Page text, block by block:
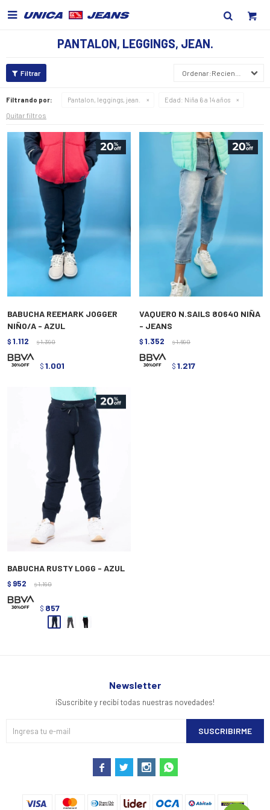

PANTALON, LEGGINGS, JEAN.
Recientes
Filtrando por: Pantalon, leggings, jean. Edad: Niña 6 a 14 años
Quitar filtros
BABUCHA REEMARK JOGGER
NIÑO/A - AZUL
$ 1.112 $ 1.390
$ 1.001
VAQUERO N.SAILS 80640 NIÑA
- JEANS
$ 1.352 $ 1.690
$ 1.217
BABUCHA RUSTY LOGG - AZUL
$ 952 $ 1.190
$ 857
Newsletter
¡Suscribite y recibí todas nuestras novedades!
SUSCRIBIRME
   